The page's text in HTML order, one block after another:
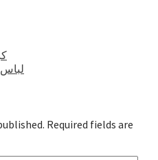
Required fields are